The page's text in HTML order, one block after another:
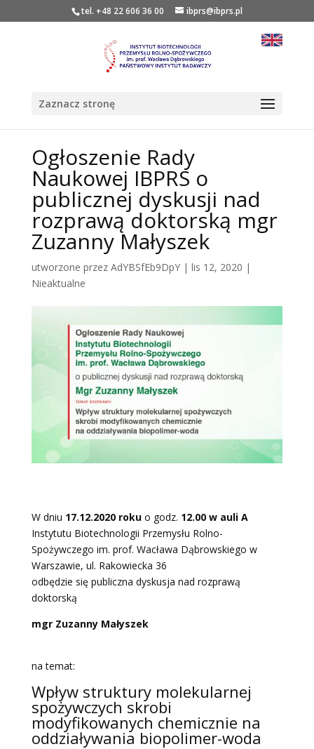
tel. +48 22 606 36 00 ibprs@ibprs.pl
Zaznacz stronę
Ogłoszenie Rady
Naukowej IBPRS o
publicznej dyskusji nad
rozprawą doktorską mgr
Zuzanny Małyszek
utworzone przez AdYBSfEb9DpY| lis 12, 2020 |
Nieaktualne
W dniu 17.12.2020 rokuo godz. 12.00 w auli A
Instytutu Biotechnologii Przemysłu Rolno-
Spożywczego im. prof. Wacława Dąbrowskiego w
Warszawie, ul. Rakowiecka 36
odbędzie się publiczna dyskusja nad rozprawą
doktorską
mgr Zuzanny Małyszek
na temat:
Wpływ struktury molekularnej
spożywczych skrobi
modyfikowanych chemicznie na
oddziaływania biopolimer-woda